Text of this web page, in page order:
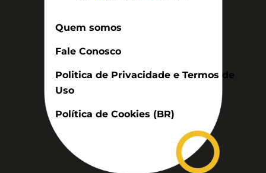
Quem somos
Fale Conosco
Politica de Privacidade e Termos de
Uso
Política de Cookies (BR)